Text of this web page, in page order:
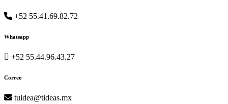
+52 55.41.69.82.72
Whatsapp
+52 55.44.96.43.27
Correo
tuidea@tideas.mx